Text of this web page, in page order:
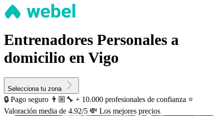
Entrenadores Personales a
domicilio en Vigo
Selecciona tu zona
🔒 Pago seguro 👨🏼‍🔧 + 10.000 profesionales de confianza ⭐️
Valoración media de 4.92/5 💸 Los mejores precios